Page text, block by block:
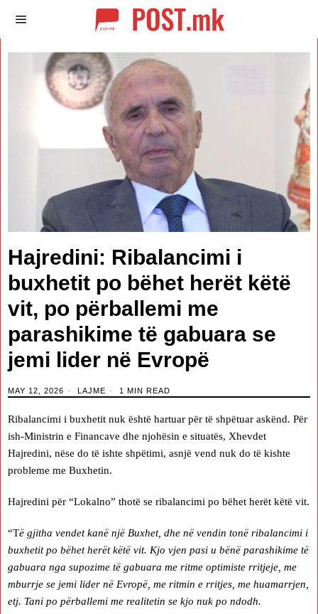
Hajredini: Ribalancimi i
buxhetit po bëhet herët këtë
vit, po përballemi me
parashikime të gabuara se
jemi lider në Evropë
MAY 12, 2026 LAJME 1 MIN READ
Ribalancimi i buxhetit nuk është hartuar për të shpëtuar askënd. Për
ish-Ministrin e Financave dhe njohësin e situatës, Xhevdet
Hajredini, nëse do të ishte shpëtimi, asnjë vend nuk do të kishte
probleme me Buxhetin.
Hajredini për “Lokalno” thotë se ribalancimi po bëhet herët këtë vit.
“Të gjitha vendet kanë një Buxhet, dhe në vendin tonë ribalancimi i
buxhetit po bëhet herët këtë vit. Kjo vjen pasi u bënë parashikime të
gabuara nga supozime të gabuara me ritme optimiste rritjeje, me
mburrje se jemi lider në Evropë, me ritmin e rritjes, me huamarrjen,
etj. Tani po përballemi me realitetin se kjo nuk po ndodh.